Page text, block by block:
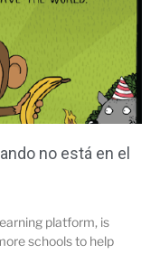
no está en el
platform, is
schools to help